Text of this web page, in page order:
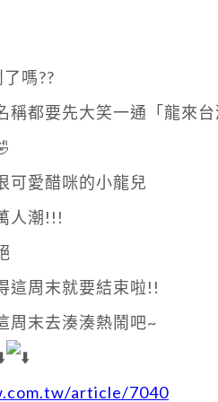
嗎??
稱都要先大笑一通「龍來
可愛醋咪的小龍兒
人潮!!!
這周末就要結束啦!!
周末去湊湊熱鬧吧~
article/7040